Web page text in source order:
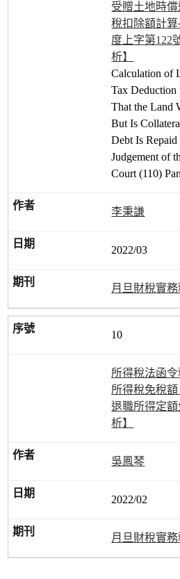
受贈土地時
稅扣除額計
度上字第122
析】
Calculation of
Tax Deduction
That the Land
But Is
Debt Is
Judgement of
Court (110)
李秉謙
2022/03
月旦財稅實
10
所得稅法函
所得稅免稅
退職所得定
析】
吳鳳琴
2022/02
月旦財稅實